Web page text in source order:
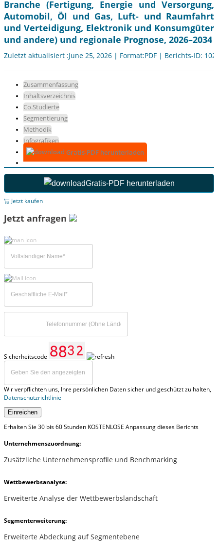
Branche (Fertigung, Energie und Versorgung,
Automobil, Öl und Gas, Luft- und Raumfahrt
und Verteidigung, Elektronik und Konsumgüter
und andere) und regionale Prognose, 2026–2034
Zuletzt aktualisiert :June 25, 2026 | Format:PDF | Berichts-ID:
Zusammenfassung
Inhaltsverzeichnis
Co.Studierte
Segmentierung
Methodik
Infografiken
Gratis-PDF herunterladen
Gratis-PDF herunterladen
Jetzt kaufen
Jetzt anfragen
Sicherheitscode
Wir verpflichten uns, Ihre persönlichen Daten sicher und geschützt zu halten,
Datenschutzrichtlinie
Einreichen
Erhalten Sie 30 bis 60 Stunden KOSTENLOSE Anpassung dieses Berichts
Unternehmenszuordnung:
Zusätzliche Unternehmensprofile und Benchmarking
Wettbewerbsanalyse:
Erweiterte Analyse der Wettbewerbslandschaft
Segmenterweiterung:
Erweiterte Abdeckung auf Segmentebene